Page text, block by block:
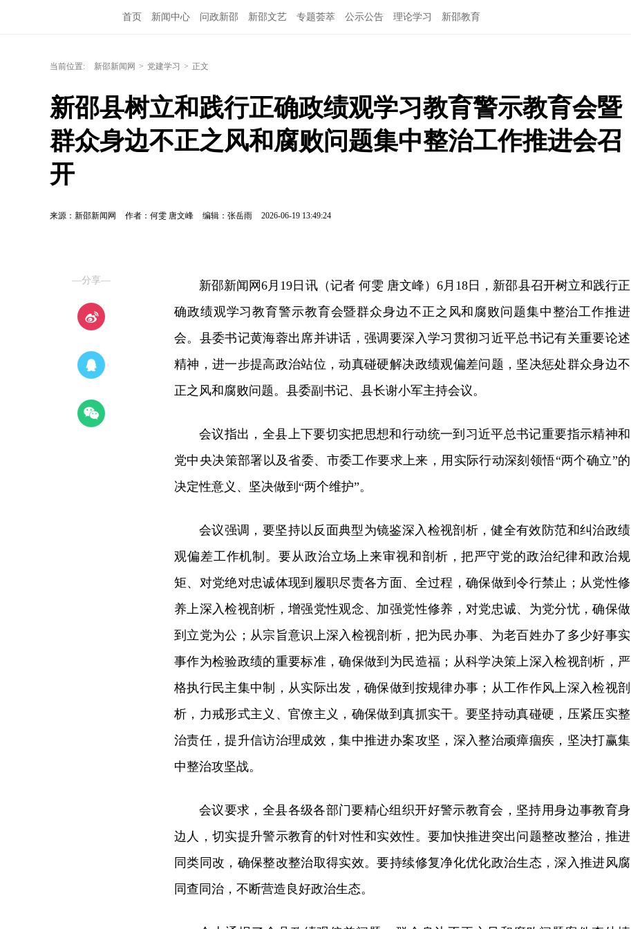
首页 新闻中心 问政新邵 新邵文艺 专题荟萃 公示公告 理论学习 新邵教育
当前位置: 新邵新闻网 > 党建学习 > 正文
新邵县树立和践行正确政绩观学习教育警示教育会暨
群众身边不正之风和腐败问题集中整治工作推进会召
开
来源：新邵新闻网 作者：何雯 唐文峰 编辑：张岳雨 2026-06-19 13:49:24
—分享—
新邵新闻网6月19日讯（记者 何雯 唐文峰）6月18日，新邵县召开树立和践行正
确政绩观学习教育警示教育会暨群众身边不正之风和腐败问题集中整治工作推进
会。县委书记黄海蓉出席并讲话，强调要深入学习贯彻习近平总书记有关重要论述
精神，进一步提高政治站位，动真碰硬解决政绩观偏差问题，坚决惩处群众身边不
正之风和腐败问题。县委副书记、县长谢小军主持会议。
会议指出，全县上下要切实把思想和行动统一到习近平总书记重要指示精神和
党中央决策部署以及省委、市委工作要求上来，用实际行动深刻领悟“两个确立”的
决定性意义、坚决做到“两个维护”。
会议强调，要坚持以反面典型为镜鉴深入检视剖析，健全有效防范和纠治政绩
观偏差工作机制。要从政治立场上来审视和剖析，把严守党的政治纪律和政治规
矩、对党绝对忠诚体现到履职尽责各方面、全过程，确保做到令行禁止；从党性修
养上深入检视剖析，增强党性观念、加强党性修养，对党忠诚、为党分忧，确保做
到立党为公；从宗旨意识上深入检视剖析，把为民办事、为老百姓办了多少好事实
事作为检验政绩的重要标准，确保做到为民造福；从科学决策上深入检视剖析，严
格执行民主集中制，从实际出发，确保做到按规律办事；从工作作风上深入检视剖
析，力戒形式主义、官僚主义，确保做到真抓实干。要坚持动真碰硬，压紧压实整
治责任，提升信访治理成效，集中推进办案攻坚，深入整治顽瘴痼疾，坚决打赢集
中整治攻坚战。
会议要求，全县各级各部门要精心组织开好警示教育会，坚持用身边事教育身
边人，切实提升警示教育的针对性和实效性。要加快推进突出问题整改整治，推进
同类同改，确保整改整治取得实效。要持续修复净化优化政治生态，深入推进风腐
同查同治，不断营造良好政治生态。